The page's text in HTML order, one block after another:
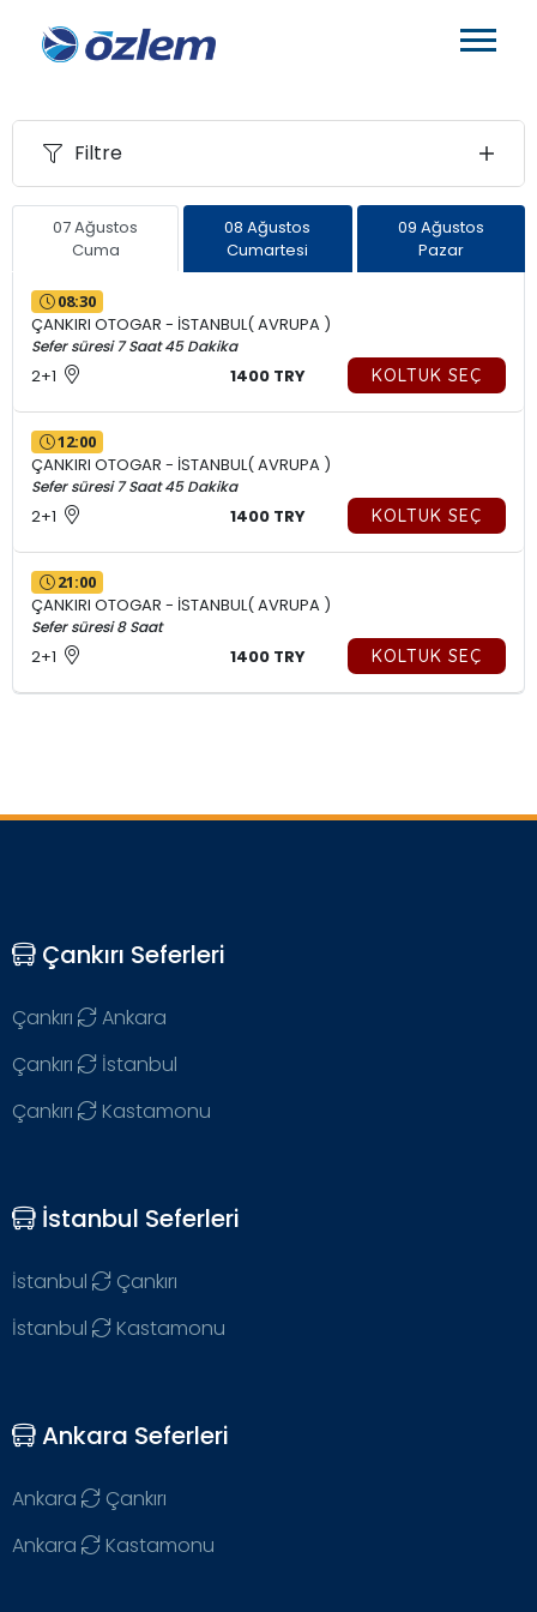
Filtre
07 Ağustos
Cuma
08 Ağustos
Cumartesi
09 Ağustos
Pazar
08:30
ÇANKIRI OTOGAR - İSTANBUL( AVRUPA )
Sefer süresi 7 Saat 45 Dakika
2+1 1400 TRY KOLTUK SEÇ
12:00
ÇANKIRI OTOGAR - İSTANBUL( AVRUPA )
Sefer süresi 7 Saat 45 Dakika
2+1 1400 TRY KOLTUK SEÇ
21:00
ÇANKIRI OTOGAR - İSTANBUL( AVRUPA )
Sefer süresi 8 Saat
2+1 1400 TRY KOLTUK SEÇ
Çankırı Seferleri
Çankırı
Ankara
Çankırı
İstanbul
Çankırı
Kastamonu
İstanbul Seferleri
İstanbul
Çankırı
İstanbul
Kastamonu
Ankara Seferleri
Ankara
Çankırı
Ankara
Kastamonu